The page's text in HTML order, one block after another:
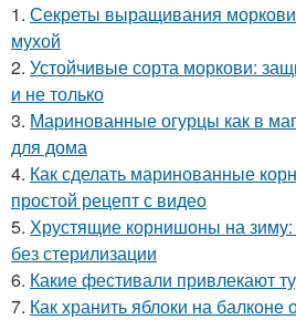
1. Секреты выращивания
мухой
2. Устойчивые сорта моркови:
и не только
3. Маринованные огурцы как в
для дома
4. Как сделать маринованные
простой рецепт с видео
5. Хрустящие корнишоны на зиму:
без стерилизации
6. Какие фестивали привлекают
7. Как хранить яблоки на балконе